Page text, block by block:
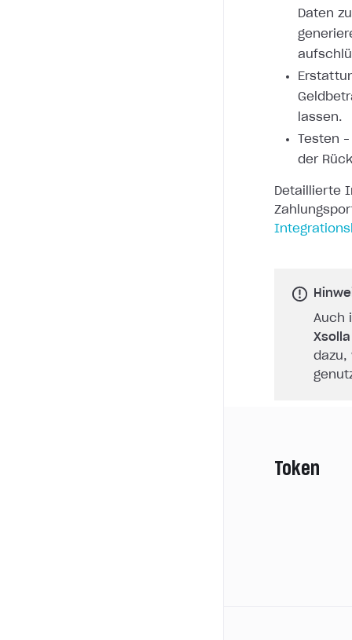
Daten
lassen.
Testen
der
Detaillierte
Auch
dazu,
Token